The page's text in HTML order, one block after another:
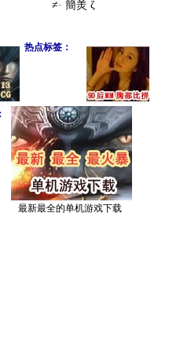
热点标签：
最新最全的单机游戏下载
≠· 簡羙 ζ